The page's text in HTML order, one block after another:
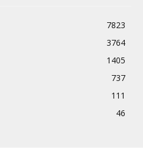
7823
3764
1405
737
111
46